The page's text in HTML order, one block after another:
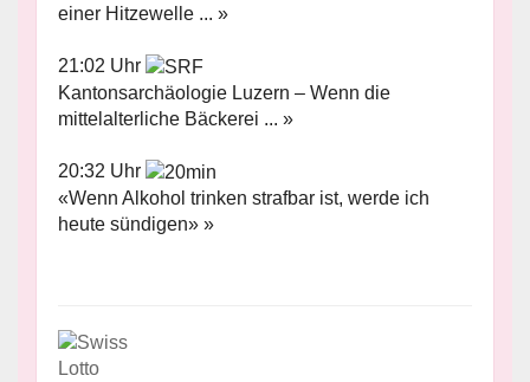
einer Hitzewelle ... »
21:02 Uhr
Kantonsarchäologie Luzern – Wenn die
mittelalterliche Bäckerei ... »
20:32 Uhr
«Wenn Alkohol trinken strafbar ist, werde ich
heute sündigen» »